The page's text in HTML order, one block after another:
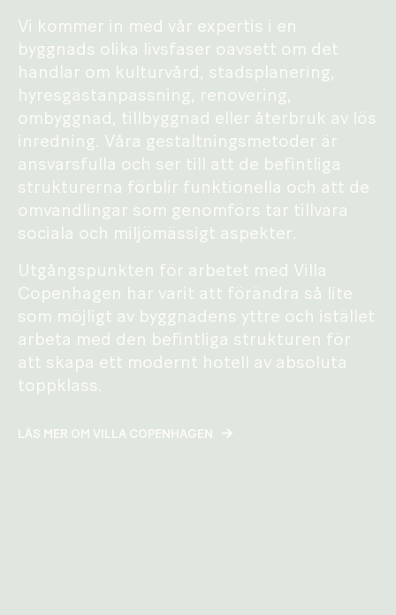
Vi kommer in med vår expertis i en
byggnads olika livsfaser oavsett om det
handlar om kulturvård, stadsplanering,
hyresgästanpassning, renovering,
ombyggnad, tillbyggnad eller återbruk av lös
inredning. Våra gestaltningsmetoder är
ansvarsfulla och ser till att de befintliga
strukturerna förblir funktionella och att de
omvandlingar som genomförs tar tillvara
sociala och miljömässigt aspekter.
Utgångspunkten för arbetet med Villa
Copenhagen har varit att förändra så lite
som möjligt av byggnadens yttre och istället
arbeta med den befintliga strukturen för
att skapa ett modernt hotell av absoluta
toppklass.
LÄS MER OM VILLA COPENHAGEN